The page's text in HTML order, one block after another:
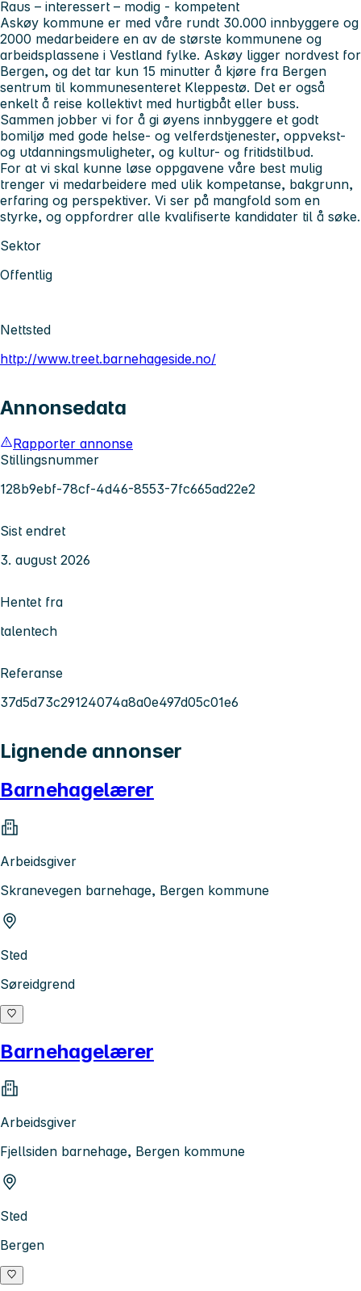
Raus – interessert – modig - kompetent
Askøy kommune er med våre rundt 30.000 innbyggere og
2000 medarbeidere en av de største kommunene og
arbeidsplassene i Vestland fylke. Askøy ligger nordvest for
Bergen, og det tar kun 15 minutter å kjøre fra Bergen
sentrum til kommunesenteret Kleppestø. Det er også
enkelt å reise kollektivt med hurtigbåt eller buss.
Sammen jobber vi for å gi øyens innbyggere et godt
bomiljø med gode helse- og velferdstjenester, oppvekst-
og utdanningsmuligheter, og kultur- og fritidstilbud.
For at vi skal kunne løse oppgavene våre best mulig
trenger vi medarbeidere med ulik kompetanse, bakgrunn,
erfaring og perspektiver. Vi ser på mangfold som en
styrke, og oppfordrer alle kvalifiserte kandidater til å søke.
Sektor
Offentlig
Nettsted
http://www.treet.barnehageside.no/
Annonsedata
Rapporter annonse
Stillingsnummer
128b9ebf-78cf-4d46-8553-7fc665ad22e2
Sist endret
3. august 2026
Hentet fra
talentech
Referanse
37d5d73c29124074a8a0e497d05c01e6
Lignende annonser
Barnehagelærer
Arbeidsgiver
Skranevegen barnehage, Bergen kommune
Sted
Søreidgrend
Barnehagelærer
Arbeidsgiver
Fjellsiden barnehage, Bergen kommune
Sted
Bergen